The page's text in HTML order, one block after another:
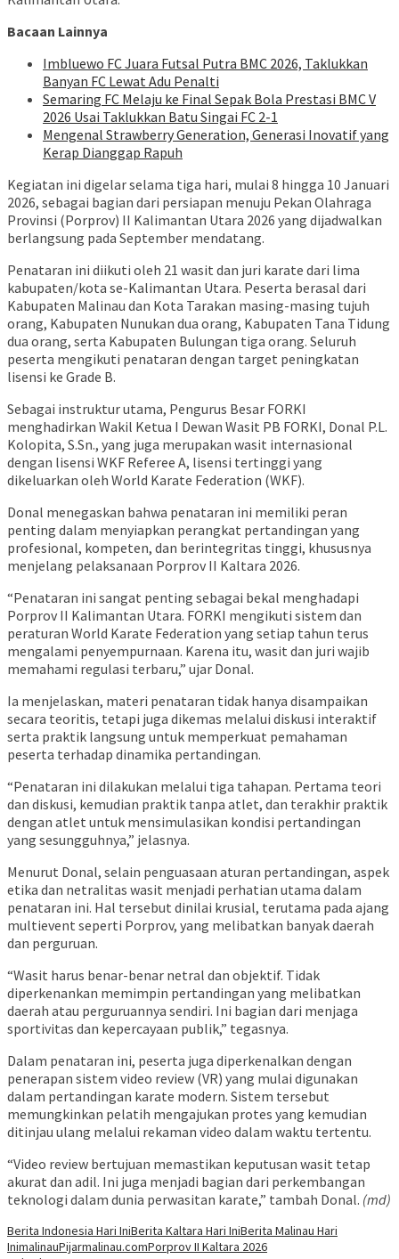
Bacaan Lainnya
Imbluewo FC Juara Futsal Putra BMC 2026, Taklukkan
Banyan FC Lewat Adu Penalti
Semaring FC Melaju ke Final Sepak Bola Prestasi BMC V
2026 Usai Taklukkan Batu Singai FC 2-1
Mengenal Strawberry Generation, Generasi Inovatif yang
Kerap Dianggap Rapuh
Kegiatan ini digelar selama tiga hari, mulai 8 hingga 10 Januari
2026, sebagai bagian dari persiapan menuju Pekan Olahraga
Provinsi (Porprov) II Kalimantan Utara 2026 yang dijadwalkan
berlangsung pada September mendatang.
Penataran ini diikuti oleh 21 wasit dan juri karate dari lima
kabupaten/kota se-Kalimantan Utara. Peserta berasal dari
Kabupaten Malinau dan Kota Tarakan masing-masing tujuh
orang, Kabupaten Nunukan dua orang, Kabupaten Tana Tidung
dua orang, serta Kabupaten Bulungan tiga orang. Seluruh
peserta mengikuti penataran dengan target peningkatan
lisensi ke Grade B.
Sebagai instruktur utama, Pengurus Besar FORKI
menghadirkan Wakil Ketua I Dewan Wasit PB FORKI, Donal P.L.
Kolopita, S.Sn., yang juga merupakan wasit internasional
dengan lisensi WKF Referee A, lisensi tertinggi yang
dikeluarkan oleh World Karate Federation (WKF).
Donal menegaskan bahwa penataran ini memiliki peran
penting dalam menyiapkan perangkat pertandingan yang
profesional, kompeten, dan berintegritas tinggi, khususnya
menjelang pelaksanaan Porprov II Kaltara 2026.
“Penataran ini sangat penting sebagai bekal menghadapi
Porprov II Kalimantan Utara. FORKI mengikuti sistem dan
peraturan World Karate Federation yang setiap tahun terus
mengalami penyempurnaan. Karena itu, wasit dan juri wajib
memahami regulasi terbaru,” ujar Donal.
Ia menjelaskan, materi penataran tidak hanya disampaikan
secara teoritis, tetapi juga dikemas melalui diskusi interaktif
serta praktik langsung untuk memperkuat pemahaman
peserta terhadap dinamika pertandingan.
“Penataran ini dilakukan melalui tiga tahapan. Pertama teori
dan diskusi, kemudian praktik tanpa atlet, dan terakhir praktik
dengan atlet untuk mensimulasikan kondisi pertandingan
yang sesungguhnya,” jelasnya.
Menurut Donal, selain penguasaan aturan pertandingan, aspek
etika dan netralitas wasit menjadi perhatian utama dalam
penataran ini. Hal tersebut dinilai krusial, terutama pada ajang
multievent seperti Porprov, yang melibatkan banyak daerah
dan perguruan.
“Wasit harus benar-benar netral dan objektif. Tidak
diperkenankan memimpin pertandingan yang melibatkan
daerah atau perguruannya sendiri. Ini bagian dari menjaga
sportivitas dan kepercayaan publik,” tegasnya.
Dalam penataran ini, peserta juga diperkenalkan dengan
penerapan sistem video review (VR) yang mulai digunakan
dalam pertandingan karate modern. Sistem tersebut
memungkinkan pelatih mengajukan protes yang kemudian
ditinjau ulang melalui rekaman video dalam waktu tertentu.
“Video review bertujuan memastikan keputusan wasit tetap
akurat dan adil. Ini juga menjadi bagian dari perkembangan
teknologi dalam dunia perwasitan karate,” tambah Donal. (md)
Berita Indonesia Hari IniBerita Kaltara Hari IniBerita Malinau Hari
InimalinauPijarmalinau.comPorprov II Kaltara 2026